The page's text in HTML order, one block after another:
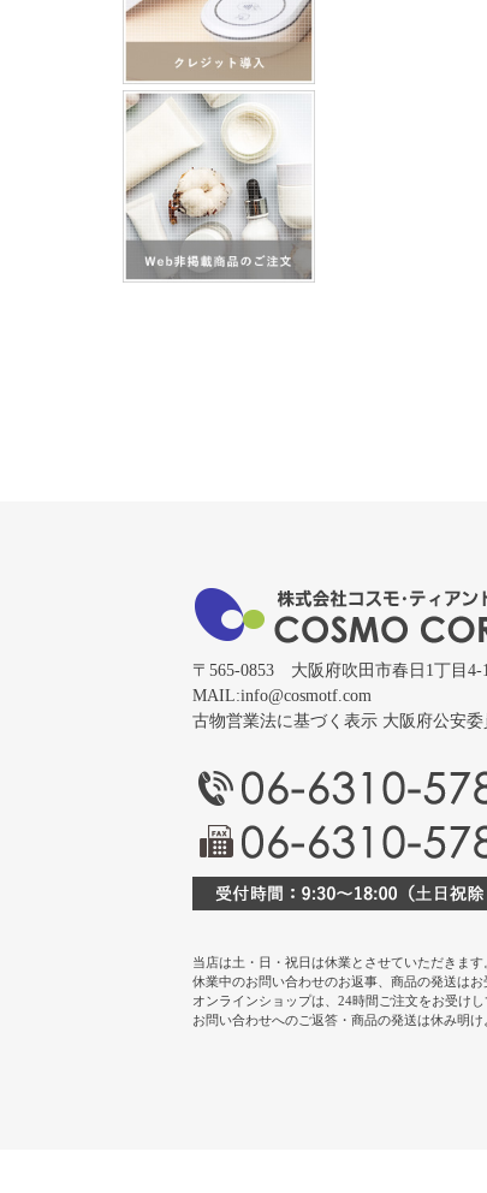
〒565-0853 大阪府吹田市春日1丁目4-
MAIL:info@cosmotf.com
古物営業法に基づく表示 大阪府公安委
当店は土・日・祝日は休業とさせていただきます
休業中のお問い合わせのお返事、商品の発送はお
オンラインショップは、24時間ご注文をお受けし
お問い合わせへのご返答・商品の発送は休み明